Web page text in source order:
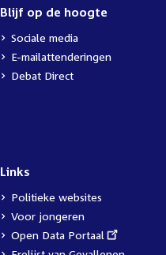
Blijf op de hoogte
Sociale media
E-mailattenderingen
Debat Direct
Links
Politieke websites
Voor jongeren
External
link:
Open Data Portaal